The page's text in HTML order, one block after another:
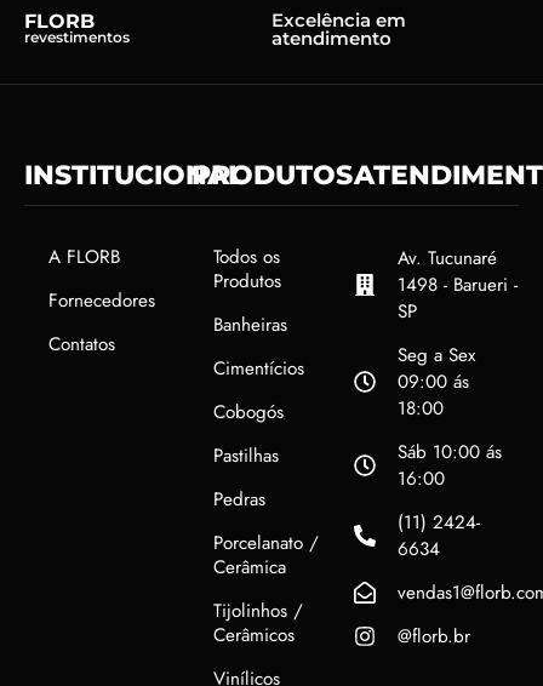
FLORB
revestimentos
Excelência em
atendimento
INSTITUCIONAL
A FLORB
Fornecedores
Contatos
PRODUTOS
Todos os
Produtos
Banheiras
Cimentícios
Cobogós
Pastilhas
Pedras
Porcelanato /
Cerâmica
Tijolinhos /
Cerâmicos
Vinílicos
Av. Tucunaré
1498 - Barueri -
SP
Seg a Sex
09:00 ás
18:00
Sáb 10:00 ás
16:00
(11) 2424-
6634
@florb.br